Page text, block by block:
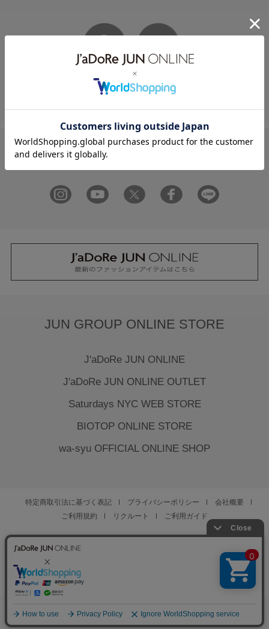
お気に入り
0
カート
お問い合わせ
フォーム
FOLLOW US ON
JUN GROUP ONLINE STORE
J'aDoRe JUN ONLINE
J'aDoRe JUN ONLINE OUTLET
Saturdays NYC WEB STORE
BIOTOP ONLINE STORE
wa-syu OFFICIAL ONLINE SHOP
特定商取引法に基づく表記 プライバシーポリシー
会社概要
ご利用規約
リクルート ご利用ガイド
© JUN CO.,LTD. ALL RIGHTS RESERVED.